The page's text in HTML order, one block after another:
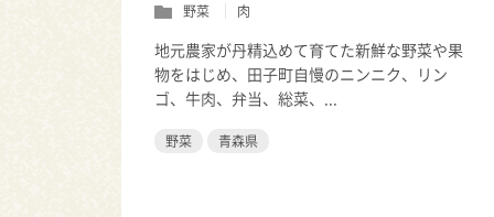
野菜 肉
地元農家が丹精込めて育てた新鮮な野菜や果
物をはじめ、田子町自慢のニンニク、リン
ゴ、牛肉、弁当、総菜、...
野菜 青森県